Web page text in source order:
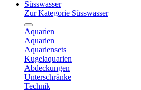
Süsswasser
Zur Kategorie Süsswasser
Aquarien
Aquarien
Aquariensets
Kugelaquarien
Abdeckungen
Unterschränke
Technik